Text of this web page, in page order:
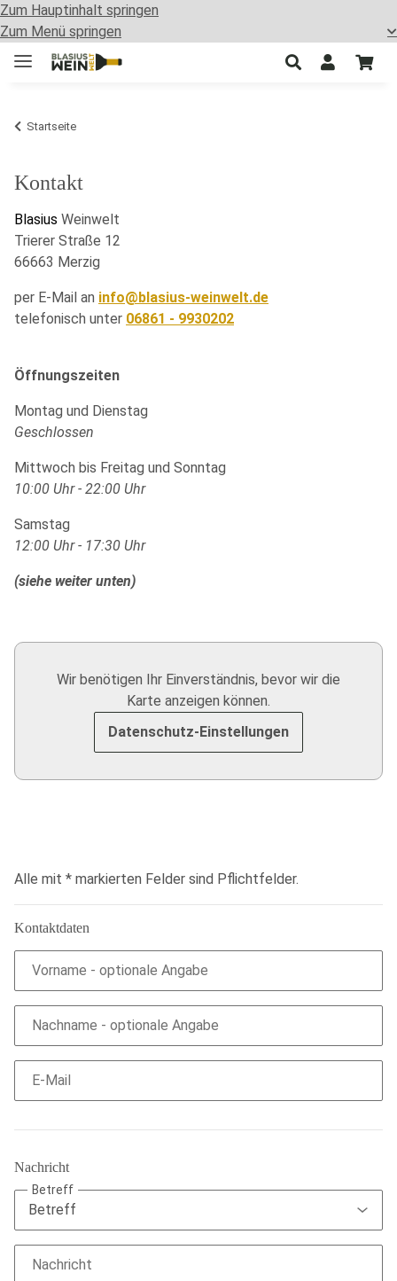
Zum Hauptinhalt springen
Zum Menü springen
Startseite
Kontakt
Blasius Weinwelt
Trierer Straße 12
66663 Merzig
per E-Mail an info@blasius-weinwelt.de
telefonisch unter 06861 - 9930202
Öffnungszeiten
Montag und Dienstag
Geschlossen
Mittwoch bis Freitag und Sonntag
10:00 Uhr - 22:00 Uhr
Samstag
12:00 Uhr - 17:30 Uhr
(siehe weiter unten)
Wir benötigen Ihr Einverständnis, bevor wir die
Karte anzeigen können.
Datenschutz-Einstellungen
Alle mit * markierten Felder sind Pflichtfelder.
Kontaktdaten
Vorname - optionale Angabe
Nachname - optionale Angabe
E-Mail
Nachricht
Betreff
Nachricht